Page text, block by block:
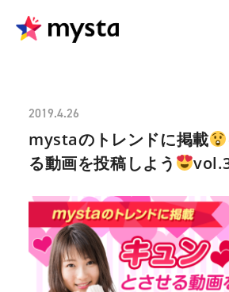
2019.4.26
mystaのトレンドに掲載
る動画を投稿しよう